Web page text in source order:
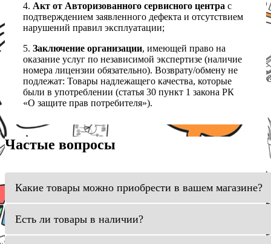
4. Акт от Авторизованного сервисного центра с
подтверждением заявленного дефекта и отсутствием
нарушений правил эксплуатации;
5. Заключение организации, имеющей право на
оказание услуг по независимой экспертизе (наличие
номера лицензии обязательно). Возврату/обмену не
подлежат: Товары надлежащего качества, которые
были в употреблении (статья 30 пункт 1 закона РК
«О защите прав потребителя»).
Частые вопросы
Какие товары можно приобрести в вашем магазине?
Есть ли товары в наличии?